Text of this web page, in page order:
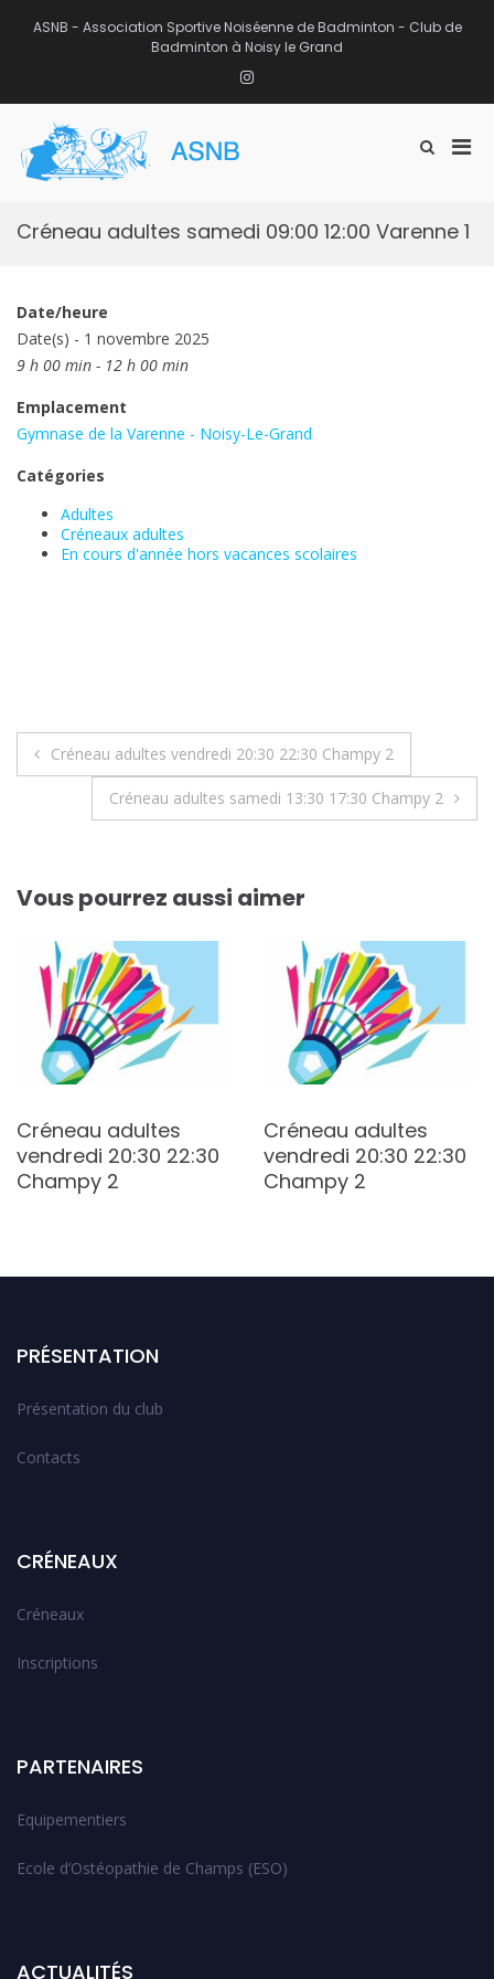
ASNB - Association Sportive Noiséenne de Badminton - Club de
Badminton à Noisy le Grand
Instagram
Afficher
recherche
Créneau adultes samedi 09:00 12:00 Varenne 1
Date/heure
Date(s) - 1 novembre 2025
9 h 00 min - 12 h 00 min
Emplacement
Gymnase de la Varenne - Noisy-Le-Grand
Catégories
Adultes
Créneaux adultes
En cours d'année hors vacances scolaires
Navigation
Créneau adultes vendredi 20:30 22:30 Champy 2
Créneau adultes samedi 13:30 17:30 Champy 2
Vous pourrez aussi aimer
Créneau adultes
vendredi 20:30 22:30
Champy 2
Créneau adultes
vendredi 20:30 22:30
Champy 2
PRÉSENTATION
Présentation du club
Contacts
CRÉNEAUX
Créneaux
Inscriptions
PARTENAIRES
Equipementiers
Ecole d’Ostéopathie de Champs (ESO)
ACTUALITÉS